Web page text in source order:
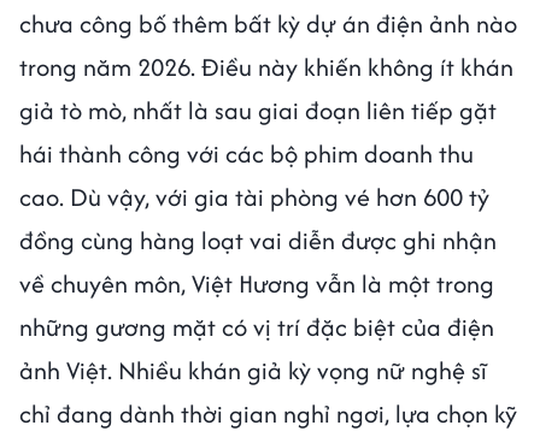
chưa công bố thêm bất kỳ dự án điện ảnh nào
trong năm 2026. Điều này khiến không ít khán
giả tò mò, nhất là sau giai đoạn liên tiếp gặt
hái thành công với các bộ phim doanh thu
cao. Dù vậy, với gia tài phòng vé hơn 600 tỷ
đồng cùng hàng loạt vai diễn được ghi nhận
về chuyên môn, Việt Hương vẫn là một trong
những gương mặt có vị trí đặc biệt của điện
ảnh Việt. Nhiều khán giả kỳ vọng nữ nghệ sĩ
chỉ đang dành thời gian nghỉ ngơi, lựa chọn kỹ